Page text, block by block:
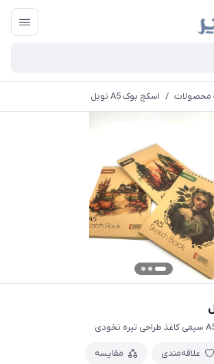
محصولات / اسکچ بوک A5 نوبل
علاقه‌مندی مقایسه